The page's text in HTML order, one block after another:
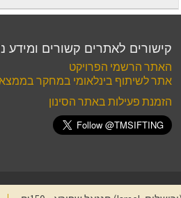
קישורים לאתרים קשורים ומידע
האתר הרשמי הפרויקט
אתר לשיתוף בינלאומי במחקר
הזמנת פעילות באתר הסינון